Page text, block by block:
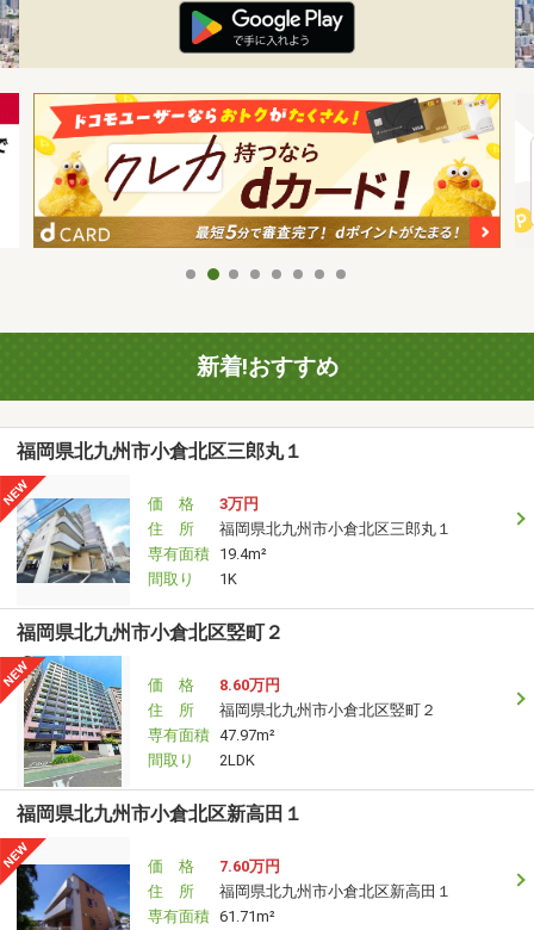
新着!おすすめ
福岡県北九州市小倉北区三郎丸１
価 格
3万円
住 所
福岡県北九州市小倉北区三郎丸１
専有面積 19.4m²
間取り
1K
福岡県北九州市小倉北区竪町２
価 格
8.60万円
住 所
福岡県北九州市小倉北区竪町２
専有面積 47.97m²
間取り
2LDK
福岡県北九州市小倉北区新高田１
価 格
7.60万円
住 所
福岡県北九州市小倉北区新高田１
専有面積 61.71m²